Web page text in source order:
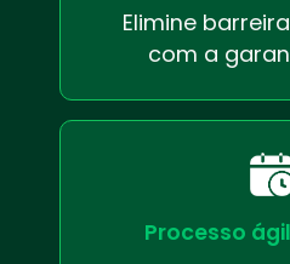
Elimine
com a
Processo